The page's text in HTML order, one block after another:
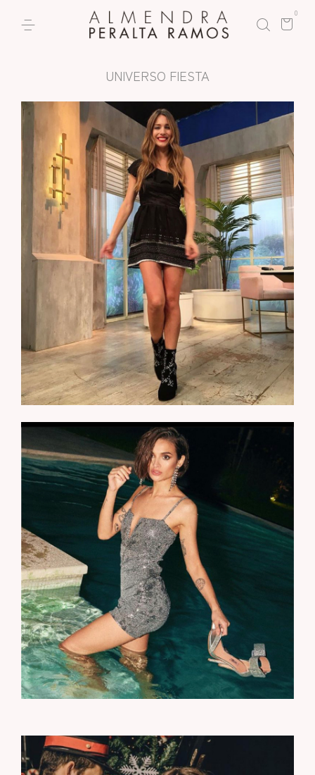
0
UNIVERSO FIESTA